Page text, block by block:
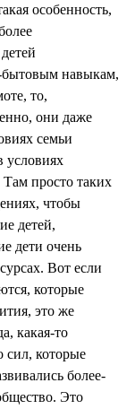
особенность,
бытовым навыкам,
то,
они даже
семьи
условиях
просто таких
чтобы
детей,
дети очень
Вот если
которые
это же
какая-то
которые
более-
Это